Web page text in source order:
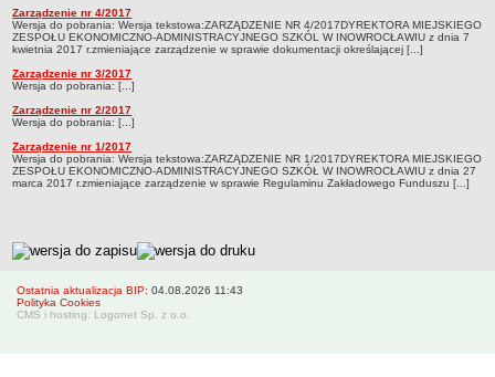
Zarządzenia 2016
Zarządzenia 2017
Zarządzenia 2018
Zarządzenia 2019
Zarządzenia 2020
Zarządzenia 2021
Zarządzenia 2022
Zarządzenia 2024
Zarządzenia 2026
Kontrola zarządcza
Zarządzenie nr 4/2017
Wersja do pobrania: Wersja tekstowa:ZARZĄDZENIE NR 4/2017DYREKTORA MIEJSKIEGO
ZESPOŁU EKONOMICZNO-ADMINISTRACYJNEGO SZKÓL W INOWROCŁAWIU z dnia 7
kwietnia 2017 r.zmieniające zarządzenie w sprawie dokumentacji określającej [...]
Zarządzenie nr 3/2017
Wersja do pobrania: [...]
Zarządzenie nr 2/2017
Wersja do pobrania: [...]
Zarządzenie nr 1/2017
Wersja do pobrania: Wersja tekstowa:ZARZĄDZENIE NR 1/2017DYREKTORA MIEJSKIEGO
ZESPOŁU EKONOMICZNO-ADMINISTRACYJNEGO SZKÓŁ W INOWROCŁAWIU z dnia 27
marca 2017 r.zmieniające zarządzenie w sprawie Regulaminu Zakładowego Funduszu [...]
metryczka
Ostatnia aktualizacja BIP: 04.08.2026 11:43
Polityka Cookies
CMS i hosting: Logonet Sp. z o.o.